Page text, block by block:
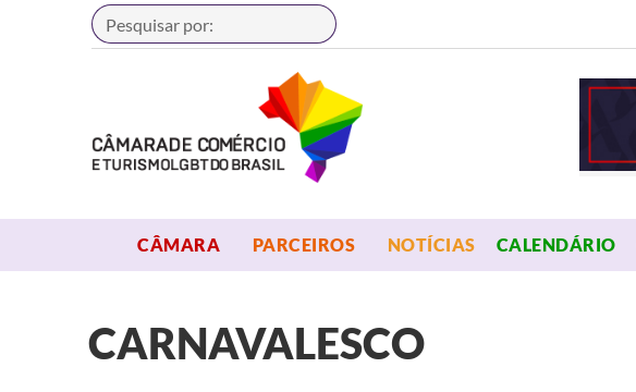
Buscar
CÂMARA OPEN MENU
PARCEIROS OPEN MENU
NOTÍCIAS CALENDÁRIO
CARNAVALESCO